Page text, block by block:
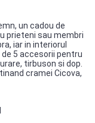
un cadou de
prieteni sau membri
iar in interiorul
5 accesorii pentru
tirbuson si dop.
cramei Cicova,